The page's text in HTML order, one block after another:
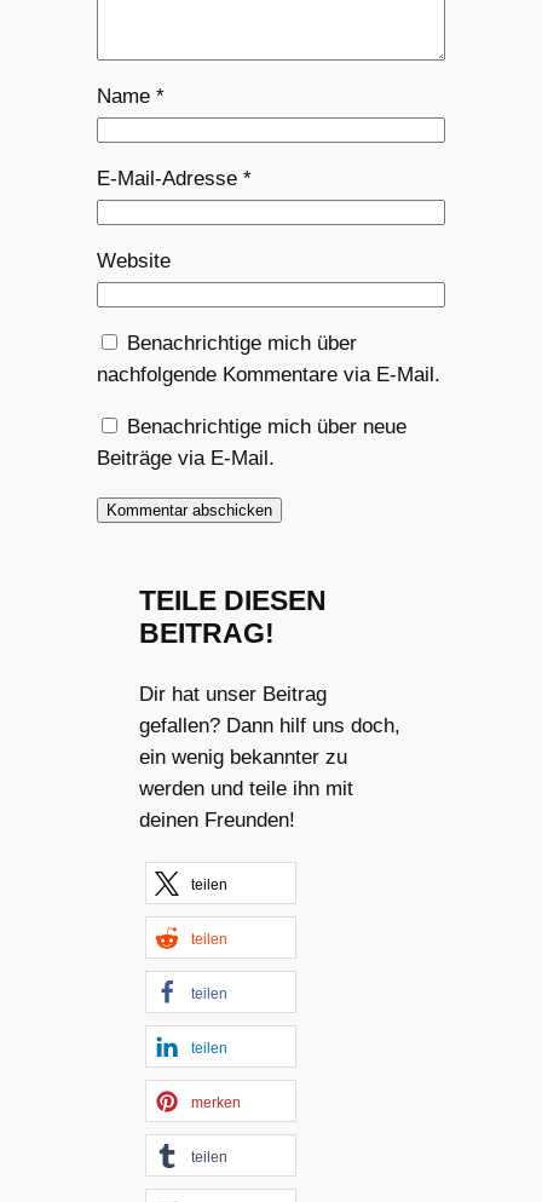
Name *
E-Mail-Adresse *
Website
Benachrichtige mich über
nachfolgende Kommentare via E-Mail.
Benachrichtige mich über neue
Beiträge via E-Mail.
TEILE DIESEN
BEITRAG!
Dir hat unser Beitrag
gefallen? Dann hilf uns doch,
ein wenig bekannter zu
werden und teile ihn mit
deinen Freunden!
teilen
teilen
teilen
teilen
merken
teilen